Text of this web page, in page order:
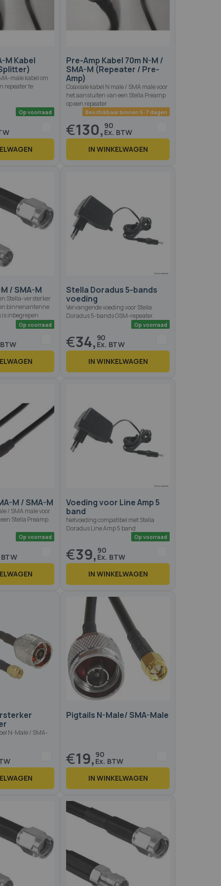
M Kabel
male kabel om
repeater te
Op voorraad
Pre-Amp Kabel 70m N-M /
SMA-M (Repeater / Pre-
Amp)
Coaxiale kabel N male / SMA male voor
het aansluiten van een Stella Preamp
op een repeater
Beschikbaar binnen 5-7
€130, 90
IN WINKELWAGEN
/ SMA-M
Stella-versterker
binnenantenne
is inbegrepen
Stella Doradus 5-bands
voeding
Vervangende voeding voor Stella
Doradus 5-bands GSM-repeater.
€34, 90
IN WINKELWAGEN
M / SMA-M
/ SMA male voor
Stella Preamp
Op voorraad
Voeding voor Line Amp 5
band
Netvoeding compatibel met Stella
Doradus Line Amp 5 band
€39, 90
IN WINKELWAGEN
N-Male / SMA-
Pigtails N-Male/ SMA-Male
€19, 90
IN WINKELWAGEN